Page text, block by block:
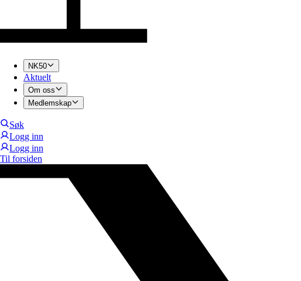
NK50
Aktuelt
Om oss
Medlemskap
Søk
Logg inn
Logg inn
Til forsiden